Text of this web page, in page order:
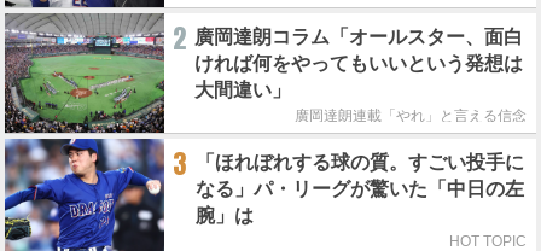
2 廣岡達朗コラム「オールスター、面白
ければ何をやってもいいという発想は
大間違い」
廣岡達朗連載「やれ」と言える信念
3
「ほれぼれする球の質。すごい投手に
なる」パ・リーグが驚いた「中日の左
腕」は
HOT TOPIC